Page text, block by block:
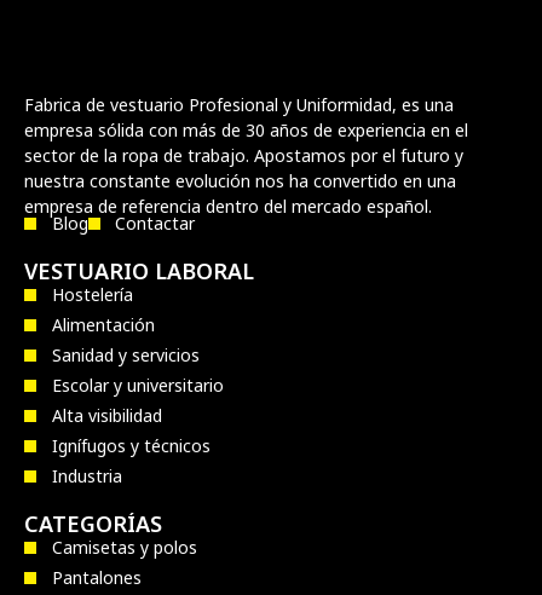
Fabrica de vestuario Profesional y Uniformidad, es una
empresa sólida con más de 30 años de experiencia en el
sector de la ropa de trabajo. Apostamos por el futuro y
nuestra constante evolución nos ha convertido en una
empresa de referencia dentro del mercado español.
Blog Contactar
VESTUARIO LABORAL
Hostelería
Alimentación
Sanidad y servicios
Escolar y universitario
Alta visibilidad
Ignífugos y técnicos
Industria
CATEGORÍAS
Camisetas y polos
Pantalones